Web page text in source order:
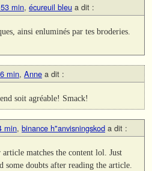
min, écureuil bleu a dit :
ainsi enluminés par tes broderies.
min, Anne a dit :
soit agréable! Smack!
min, binance h"anvisningskod a dit :
matches the content lol. Just
some doubts after reading the article.